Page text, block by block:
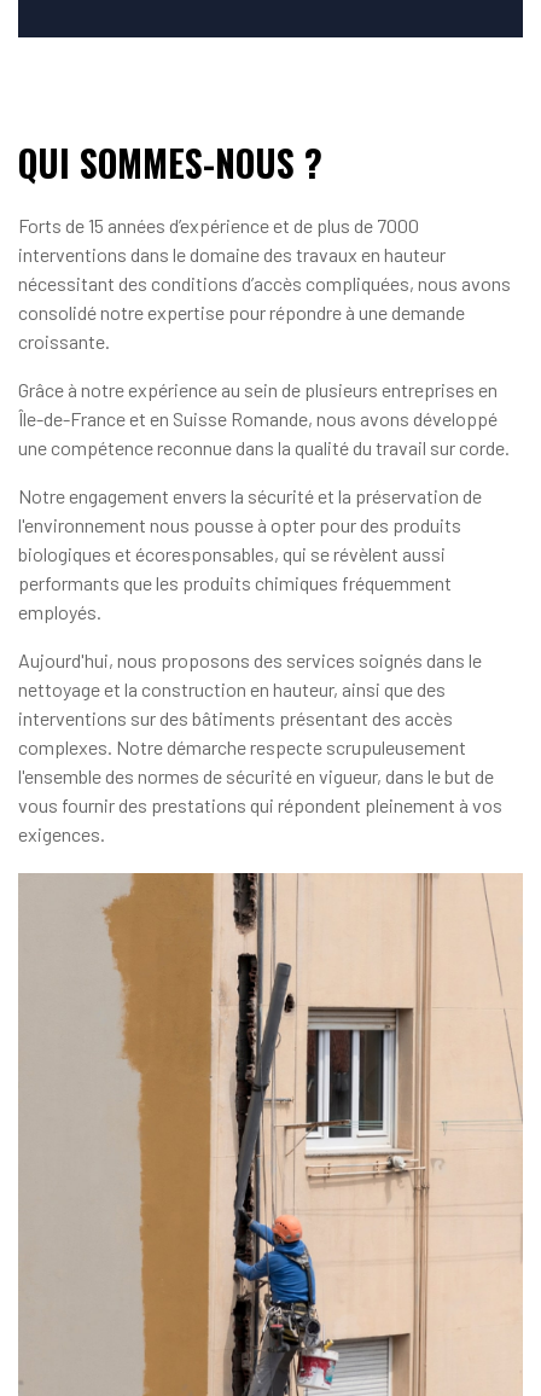
QUI SOMMES-NOUS ?
Forts de 15 années d’expérience et de plus de 7000
interventions dans le domaine des travaux en hauteur
nécessitant des conditions d’accès compliquées, nous avons
consolidé notre expertise pour répondre à une demande
croissante.
Grâce à notre expérience au sein de plusieurs entreprises en
Île-de-France et en Suisse Romande, nous avons développé
une compétence reconnue dans la qualité du travail sur corde.
Notre engagement envers la sécurité et la préservation de
l'environnement nous pousse à opter pour des produits
biologiques et écoresponsables, qui se révèlent aussi
performants que les produits chimiques fréquemment
employés.
Aujourd'hui, nous proposons des services soignés dans le
nettoyage et la construction en hauteur, ainsi que des
interventions sur des bâtiments présentant des accès
complexes. Notre démarche respecte scrupuleusement
l'ensemble des normes de sécurité en vigueur, dans le but de
vous fournir des prestations qui répondent pleinement à vos
exigences.